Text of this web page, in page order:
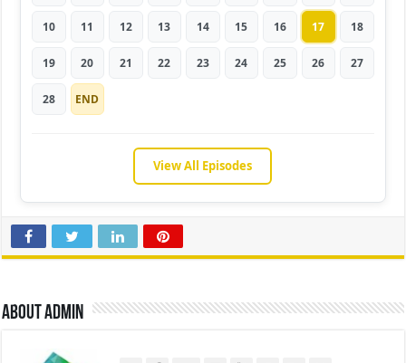
10 11 12 13 14 15 16 17 18
19 20 21 22 23 24 25 26 27
28 END
View All Episodes
About admin